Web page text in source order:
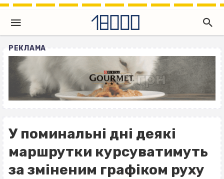
РЕКЛАМА
У поминальні дні деякі
маршрутки курсуватимуть
за зміненим графіком руху